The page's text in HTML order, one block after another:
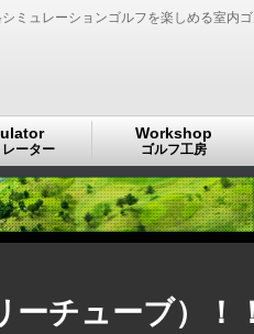
ミュレーションゴルフを楽しめる室内
ーター
Workshop
ゴルフ工房
ーチューブ）！